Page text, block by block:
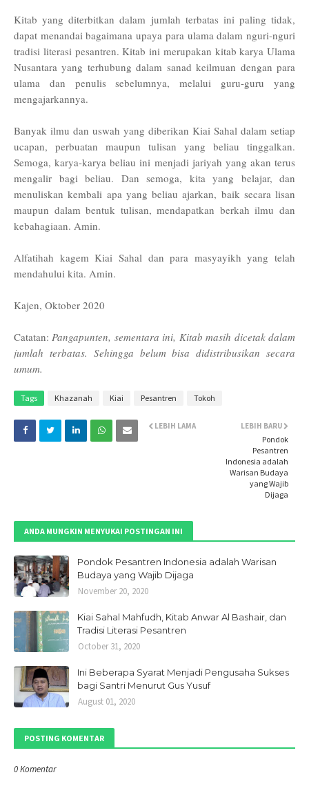
Kitab yang diterbitkan dalam jumlah terbatas ini paling tidak,
dapat menandai bagaimana upaya para ulama dalam nguri-nguri
tradisi literasi pesantren. Kitab ini merupakan kitab karya Ulama
Nusantara yang terhubung dalam sanad keilmuan dengan para
ulama dan penulis sebelumnya, melalui guru-guru yang
mengajarkannya.
Banyak ilmu dan uswah yang diberikan Kiai Sahal dalam setiap
ucapan, perbuatan maupun tulisan yang beliau tinggalkan.
Semoga, karya-karya beliau ini menjadi jariyah yang akan terus
mengalir bagi beliau. Dan semoga, kita yang belajar, dan
menuliskan kembali apa yang beliau ajarkan, baik secara lisan
maupun dalam bentuk tulisan, mendapatkan berkah ilmu dan
kebahagiaan. Amin.
Alfatihah kagem Kiai Sahal dan para masyayikh yang telah
mendahului kita. Amin.
Kajen, Oktober 2020
Catatan:Pangapunten, sementara ini, Kitab masih dicetak dalam
jumlah terbatas. Sehingga belum bisa didistribusikan secara
umum.
Tags Khazanah Kiai Pesantren Tokoh
LEBIH BARU
Pondok
Pesantren
Indonesia adalah
Warisan Budaya
yang Wajib
Dijaga
LEBIH LAMA
ANDA MUNGKIN MENYUKAI POSTINGAN INI
Pondok Pesantren Indonesia adalah Warisan
Budaya yang Wajib Dijaga
November 20, 2020
Kiai Sahal Mahfudh, Kitab Anwar Al Bashair, dan
Tradisi Literasi Pesantren
October 31, 2020
Ini Beberapa Syarat Menjadi Pengusaha Sukses
bagi Santri Menurut Gus Yusuf
August 01, 2020
POSTING KOMENTAR
0 Komentar